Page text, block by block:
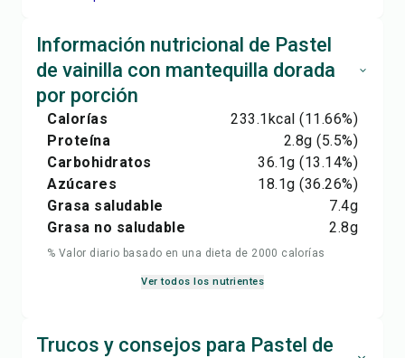
Información nutricional de Pastel
de vainilla con mantequilla dorada
por porción
Calorías 233.1kcal (11.66%)
Proteína
2.8g (5.5%)
Carbohidratos
36.1g (13.14%)
Azúcares
18.1g (36.26%)
Grasa saludable
7.4g
Grasa no saludable
2.8g
% Valor diario basado en una dieta de 2000 calorías
Ver todos los nutrientes
Trucos y consejos para Pastel de